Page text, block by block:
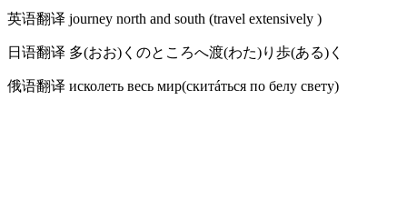
英语翻译 journey north and south (travel extensively )
日语翻译 多(おお)くのところへ渡(わた)り歩(ある)く
俄语翻译 исколеть весь мир(скитáться по белу свету)